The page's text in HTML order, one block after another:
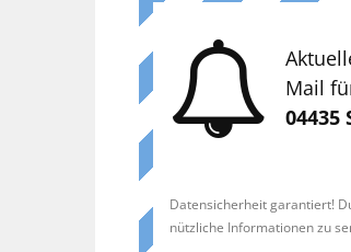
Mail
04435
Datensicherheit garantiert!
nützliche Informationen zu